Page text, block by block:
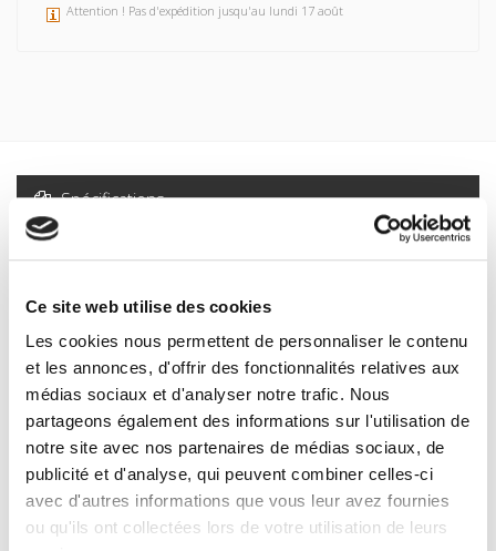
Ce site web utilise des cookies
Les cookies nous permettent de personnaliser le contenu
et les annonces, d'offrir des fonctionnalités relatives aux
médias sociaux et d'analyser notre trafic. Nous
partageons également des informations sur l'utilisation de
notre site avec nos partenaires de médias sociaux, de
publicité et d'analyse, qui peuvent combiner celles-ci
avec d'autres informations que vous leur avez fournies
ou qu'ils ont collectées lors de votre utilisation de leurs
spontanées d'articles. Souvent de grande qualité, celle-ci
Attention ! Pas d'expédition jusqu'au lundi 17 août
Spécifications
Spécifications
Éditeur
Presses de Sciences Po
Revue